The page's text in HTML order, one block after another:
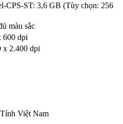
CPS-ST: 3,6 GB (Tùy chọn: 256
màu sắc
600 dpi
x 2.400 dpi
Việt Nam